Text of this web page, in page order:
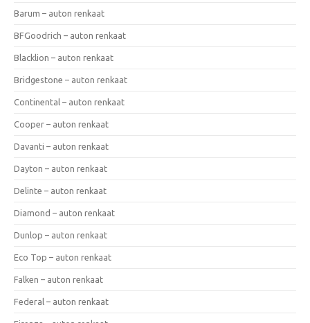
Barum – auton renkaat
BFGoodrich – auton renkaat
Blacklion – auton renkaat
Bridgestone – auton renkaat
Continental – auton renkaat
Cooper – auton renkaat
Davanti – auton renkaat
Dayton – auton renkaat
Delinte – auton renkaat
Diamond – auton renkaat
Dunlop – auton renkaat
Eco Top – auton renkaat
Falken – auton renkaat
Federal – auton renkaat